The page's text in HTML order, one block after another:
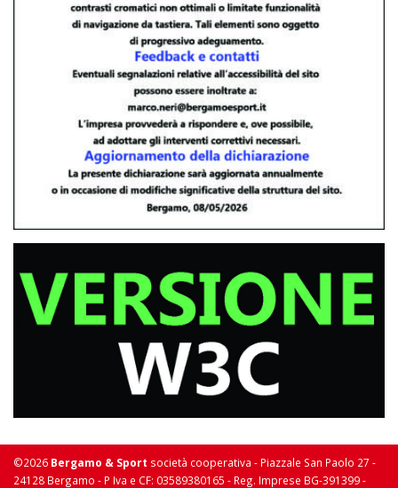
©2026 Bergamo & Sport società cooperativa - Piazzale San Paolo 27 -
24128 Bergamo - P Iva e CF: 03589380165 - Reg. Imprese BG-391399 -